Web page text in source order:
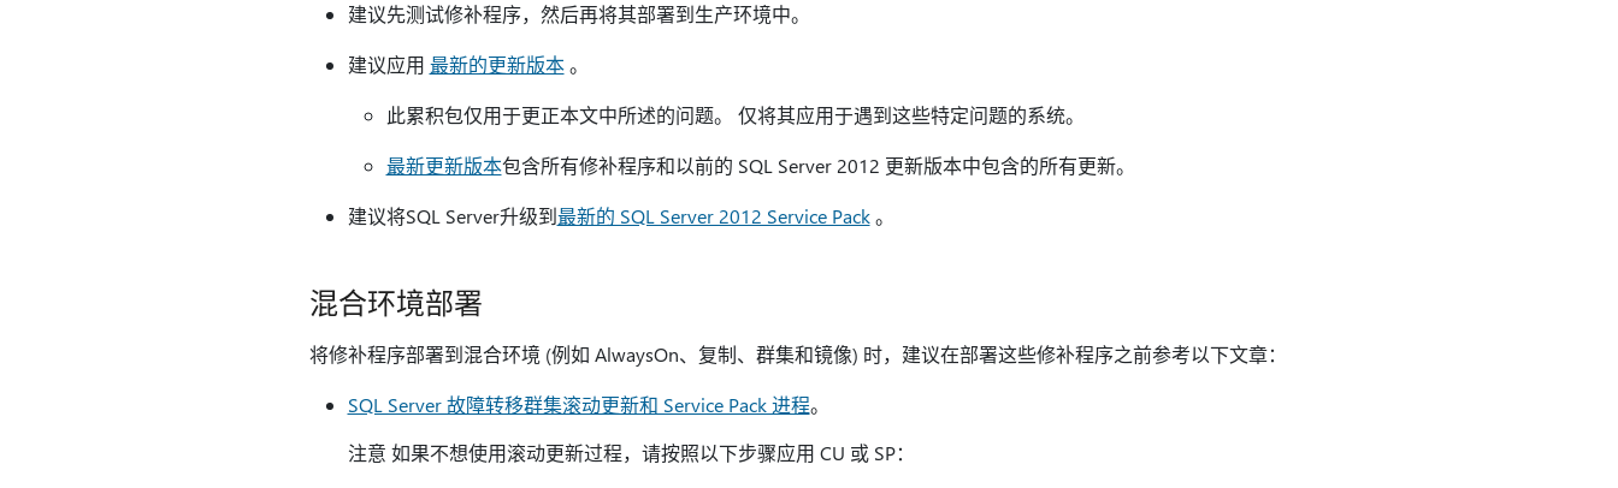
建议先测试修补程序，然后再将其部署到生产环境中。
建议应用 最新的更新版本。
此累积包仅用于更正本文中所述的问题。 仅将其应用于遇到这些特定问题的系统。
最新更新版本包含所有修补程序和以前的 SQL Server 2012 更新版本中包含的所有更新。
建议将SQL Server升级到最新的 SQL Server 2012 Service Pack。
混合环境部署
将修补程序部署到混合环境 (例如 AlwaysOn、复制、群集和镜像) 时，建议在部署这些修补程序之前参考以下文章：
SQL Server 故障转移群集滚动更新和 Service Pack 进程。
注意 如果不想使用滚动更新过程，请按照以下步骤应用 CU 或 SP：